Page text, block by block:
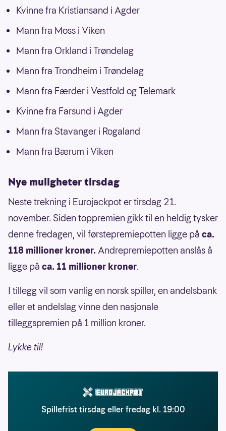
Kvinne fra Kristiansand i Agder
Mann fra Moss i Viken
Mann fra Orkland i Trøndelag
Mann fra Trondheim i Trøndelag
Mann fra Færder i Vestfold og Telemark
Kvinne fra Farsund i Agder
Mann fra Stavanger i Rogaland
Mann fra Bærum i Viken
Nye muligheter tirsdag
Neste trekning i Eurojackpot er tirsdag 21.
november. Siden toppremien gikk til en heldig tysker
denne fredagen, vil førstepremiepotten ligge på ca.
118 millioner kroner.Andrepremiepotten anslås å
ligge på ca. 11 millioner kroner.
I tillegg vil som vanlig en norsk spiller, en andelsbank
eller et andelslag vinne den nasjonale
tilleggspremien på 1 million kroner.
Lykke til!
Spillefrist tirsdag eller fredag kl. 19:00